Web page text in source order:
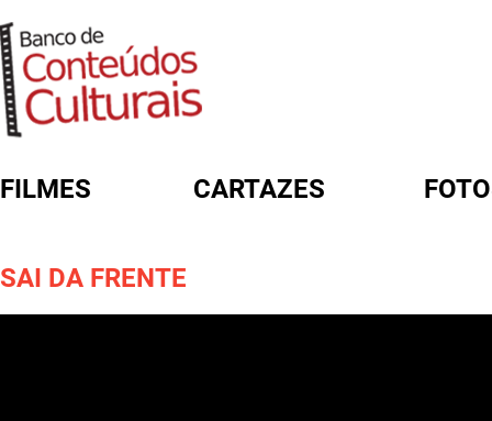
FILMES CARTAZES
SAI DA FRENTE